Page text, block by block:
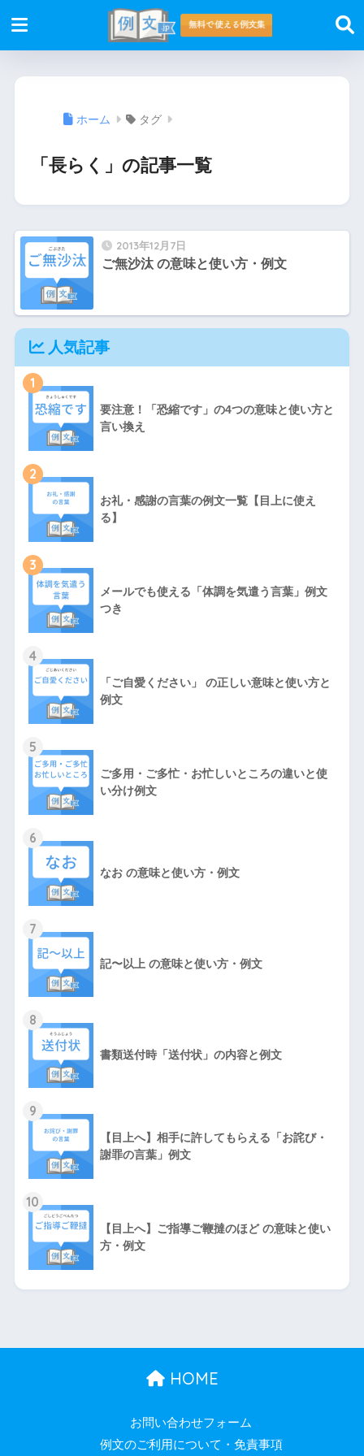
ホーム タグ
「長らく」の記事一覧
2013年12月7日
ご無沙汰 の意味と使い方・例文
人気記事
1
要注意！「恐縮です」の4つの意味と使い方と
言い換え
2
お礼・感謝の言葉の例文一覧【目上に使え
る】
3
メールでも使える「体調を気遣う言葉」例文
つき
4
「ご自愛ください」 の正しい意味と使い方と
例文
5
ご多用・ご多忙・お忙しいところの違いと使
い分け例文
6
なお の意味と使い方・例文
7
記〜以上 の意味と使い方・例文
8
書類送付時「送付状」の内容と例文
9
【目上へ】相手に許してもらえる「お詫び・
謝罪の言葉」例文
10
【目上へ】ご指導ご鞭撻のほど の意味と使い
方・例文
HOME
お問い合わせフォーム
例文のご利用について・免責事項